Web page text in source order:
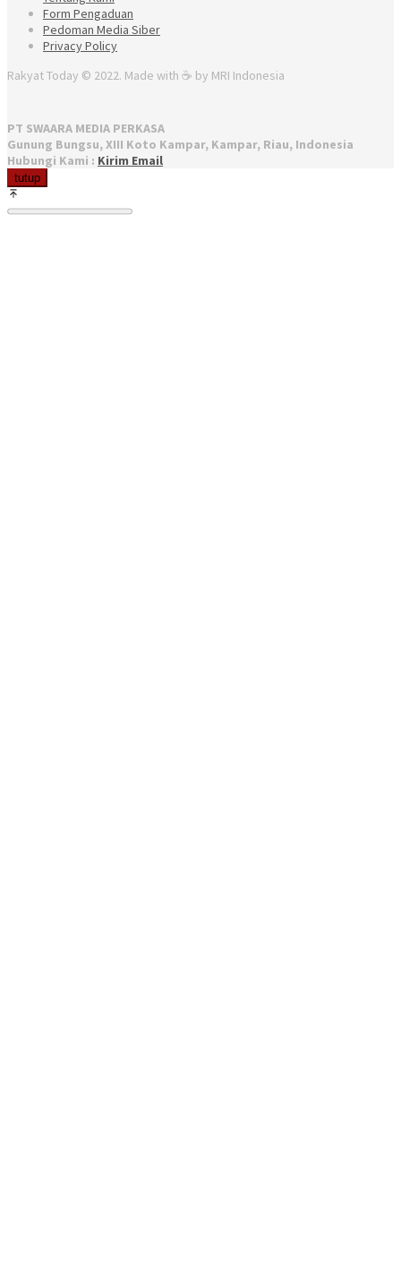
Form Pengaduan
Pedoman Media Siber
Privacy Policy
Rakyat Today © 2022. Made with ☕ by MRI Indonesia
PT SWAARA MEDIA PERKASA
Gunung Bungsu, XIII Koto Kampar, Kampar, Riau, Indonesia
Hubungi Kami : Kirim Email
tutup